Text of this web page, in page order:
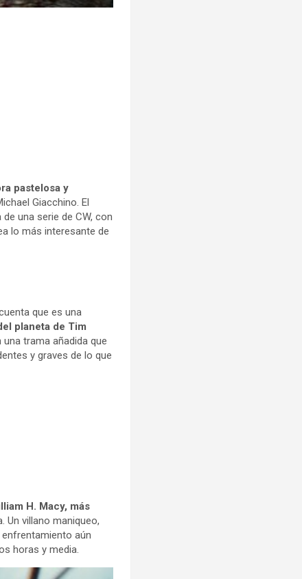
pastelosa y
Giacchino. El
una serie de CW, con
lo más interesante de
que es una
planeta de Tim
trama añadida que
y graves de lo que
H. Macy, más
Un villano maniqueo,
aún
horas y media.